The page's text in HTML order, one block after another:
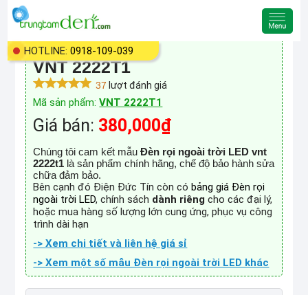
HOTLINE:0918-109-039
Đèn rọi ngoài trời LED
VNT 2222T1
37 lượt đánh giá
Mã sản phẩm:VNT 2222T1
Giá bán: 380,000₫
Chúng tôi cam kết mẫuĐèn rọi ngoài trời LED vnt
2222t1 là sản phẩm chính hãng, chế độ bảo hành sửa
chữa đảm bảo.
Bên cạnh đó Điện Đức Tín còn cóbảng giá Đèn rọi
ngoài trời LED, chính sách dành riêng cho các đại lý,
hoặc mua hàng số lượng lớn cung ứng, phục vụ công
trình dài hạn
-> Xem chi tiết và liên hệ giá sỉ
-> Xem một số mẫu Đèn rọi ngoài trời LED khác